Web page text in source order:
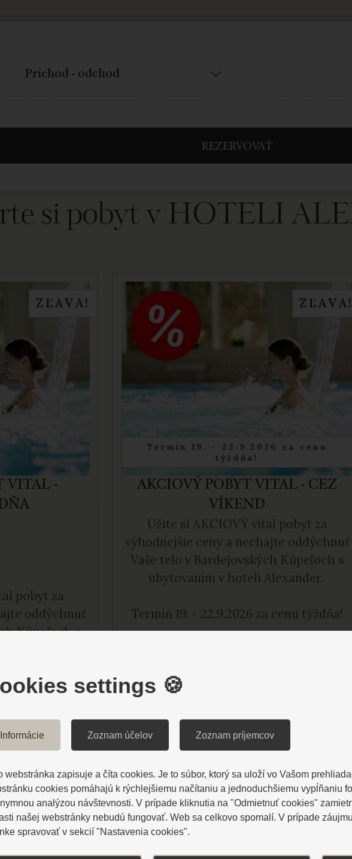
REZERVOVAŤ
si pobyt v HOTELI
ZĽAVA!
VITAL -
pobyt za
oddýchnuť
Kúpeľoch s
ZĽAVA!
Termín 19. - 22.9.2026 za cenu
týždňa!
AKCIOVÝ POBYT VITAL - CEZ
VÍKEND
Užite si AKCIOVÝ vital pobyt za
výhodnejšie ceny a nechajte oddýchnuť
Vaše telo v Bardejovských Kúpeľoch s
ubytovaním v hoteli Alexander.
Termín 19. - 22.9.2026 za cenu týždňa!
V HOTELI ALEXANDER****
settings 🍪
Informácie Zoznam účelov Zoznam príjemcov
webstránka zapisuje a číta cookies. Je to súbor, ktorý sa uloží vo Vašom
cookies pomáhajú k rýchlejšiemu načítaniu a jednoduchšiemu vypĺňaniu
analýzou návštevnosti. V prípade kliknutia na "Odmietnuť cookies"
našej webstránky nebudú fungovať. Web sa celkovo spomalí. V prípade
spravovať v sekcií "Nastavenia cookies".